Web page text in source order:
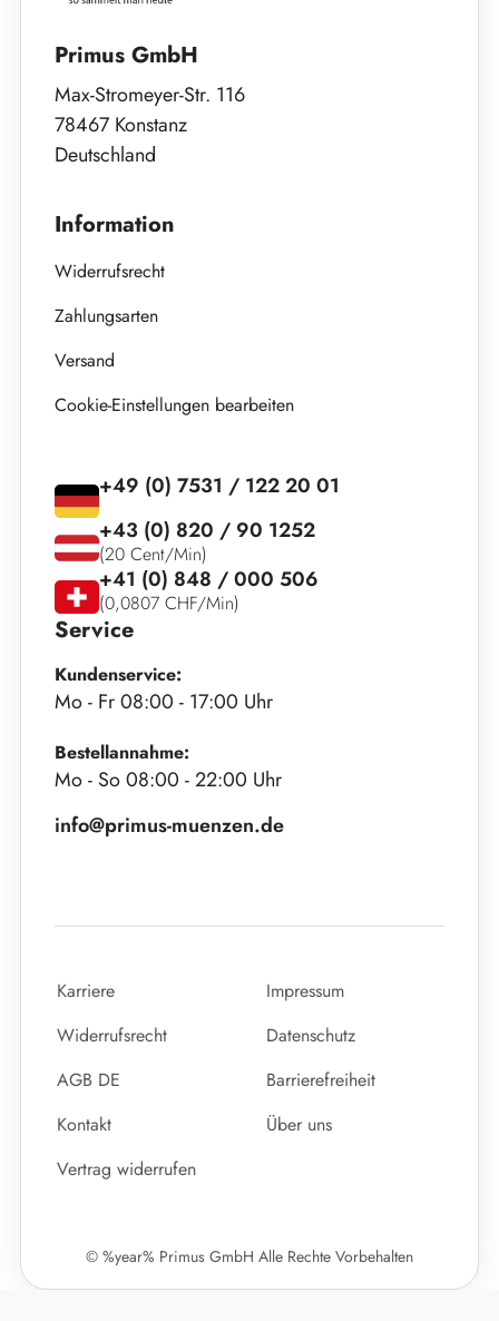
Primus GmbH
Max-Stromeyer-Str. 116
78467 Konstanz
Deutschland
Information
Widerrufsrecht
Zahlungsarten
Versand
Cookie-Einstellungen bearbeiten
Service
Kundenservice:
Mo - Fr 08:00 - 17:00 Uhr
Bestellannahme:
Mo - So 08:00 - 22:00 Uhr
info@primus-muenzen.de
+49 (0) 7531 / 122 20 01
+43 (0) 820 / 90 1252
(20 Cent/Min)
+41 (0) 848 / 000 506
(0,0807 CHF/Min)
Karriere
Impressum
Widerrufsrecht
Datenschutz
AGB DE
Barrierefreiheit
Kontakt
Über uns
Vertrag widerrufen
© %year% Primus GmbH Alle Rechte Vorbehalten